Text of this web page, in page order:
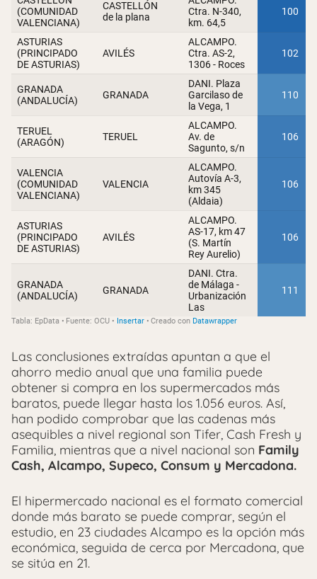
Las conclusiones extraídas apuntan a que el
ahorro medio anual que una familia puede
obtener si compra en los supermercados más
baratos, puede llegar hasta los 1.056 euros. Así,
han podido comprobar que las cadenas más
asequibles a nivel regional son Tifer, Cash Fresh y
Familia, mientras que a nivel nacional son Family
Cash, Alcampo, Supeco, Consum y Mercadona.
El hipermercado nacional es el formato comercial
donde más barato se puede comprar, según el
estudio, en 23 ciudades Alcampo es la opción más
económica, seguida de cerca por Mercadona, que
se sitúa en 21.